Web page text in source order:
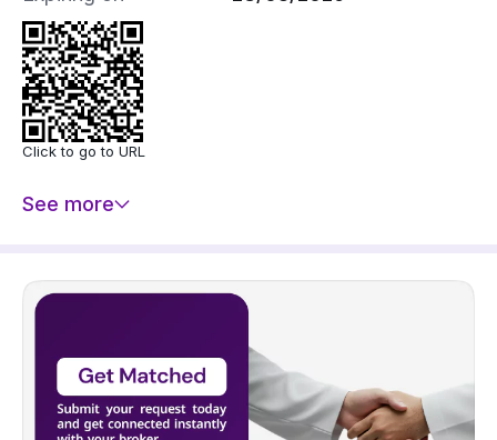
🔸 تبعد عن سنترو السلامة 6 دقائق
🔸 تبعد عن مستشفى باقدو والدكتور عرفان العام 9
Click to go to URL
See more